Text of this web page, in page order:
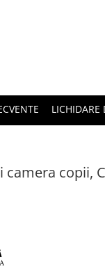
LICHIDARE
copii,